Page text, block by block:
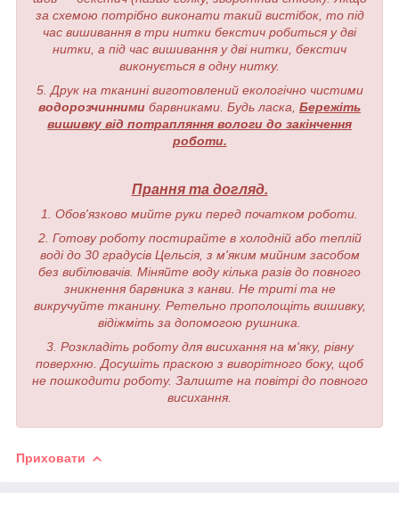
за схемою потрібно виконати такий вистібок, то під
час вишивання в три нитки бекстич робиться у дві
нитки, а під час вишивання у дві нитки, бекстич
виконується в одну нитку.
5. Друк на тканині виготовлений екологічно чистими
водорозчинними барвниками. Будь ласка, Бережіть
вишивку від потрапляння вологи до закінчення
роботи.
Прання та догляд.
1. Обов'язково мийте руки перед початком роботи.
2. Готову роботу постирайте в холодній або теплій
воді до 30 градусів Цельсія, з м'яким мийним засобом
без вибілювачів. Міняйте воду кілька разів до повного
зникнення барвника з канви. Не триті та не
викручуйте тканину. Ретельно прополощіть вишивку,
відіжміть за допомогою рушника.
3. Розкладіть роботу для висихання на м'яку, рівну
поверхню. Досушіть праскою з виворітного боку, щоб
не пошкодити роботу. Залиште на повітрі до повного
висихання.
Приховати